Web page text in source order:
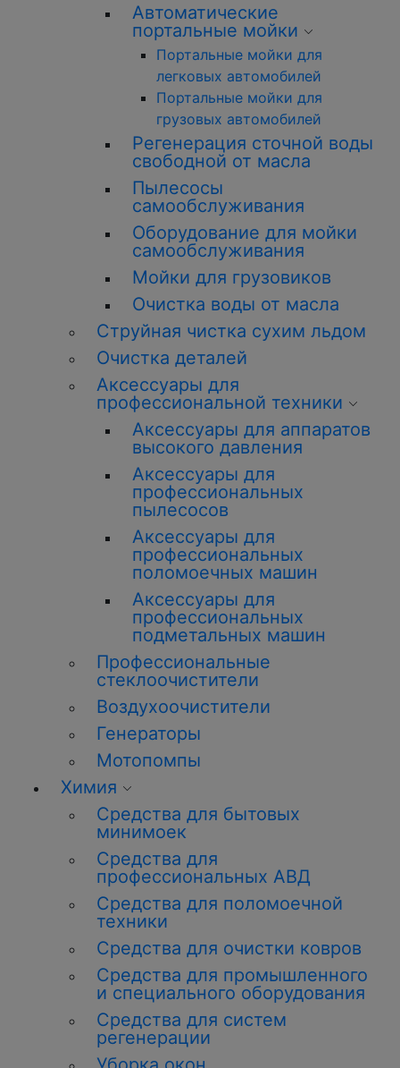
Автоматические
портальные мойки
Портальные мойки для
легковых автомобилей
Портальные мойки для
грузовых автомобилей
Регенерация сточной воды
свободной от масла
Пылесосы
самообслуживания
Оборудование для мойки
самообслуживания
Мойки для грузовиков
Очистка воды от масла
Струйная чистка сухим льдом
Очистка деталей
Аксессуары для
профессиональной техники
Аксессуары для аппаратов
высокого давления
Аксессуары для
профессиональных
пылесосов
Аксессуары для
профессиональных
поломоечных машин
Аксессуары для
профессиональных
подметальных машин
Профессиональные
стеклоочистители
Воздухоочистители
Генераторы
Мотопомпы
Химия
Средства для бытовых
минимоек
Средства для
профессиональных АВД
Средства для поломоечной
техники
Средства для очистки ковров
Средства для промышленного
и специального оборудования
Средства для систем
регенерации